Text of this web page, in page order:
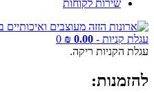
שירות לקוחות
עגלת קניות - 0.00 ₪
0
עגלת הקניות ריקה.
להזמנות: